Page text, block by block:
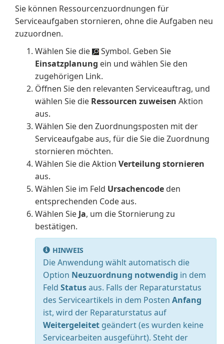
Sie können Ressourcenzuordnungen für
Serviceaufgaben stornieren, ohne die Aufgaben neu
zuzuordnen.
Wählen Sie die
Symbol. Geben Sie
Einsatzplanung ein und wählen Sie den
zugehörigen Link.
Öffnen Sie den relevanten Serviceauftrag, und
wählen Sie die Ressourcen zuweisen Aktion
aus.
Wählen Sie den Zuordnungsposten mit der
Serviceaufgabe aus, für die Sie die Zuordnung
stornieren möchten.
Wählen Sie die Aktion Verteilung stornieren
aus.
Wählen Sie im Feld Ursachencode den
entsprechenden Code aus.
Wählen Sie Ja, um die Stornierung zu
bestätigen.
HINWEIS
Die Anwendung wählt automatisch die
Option Neuzuordnung notwendig in dem
Feld Statusaus. Falls der Reparaturstatus
des Serviceartikels in dem Posten Anfang
ist, wird der Reparaturstatus auf
Weitergeleitet geändert (es wurden keine
Servicearbeiten ausgeführt). Steht der